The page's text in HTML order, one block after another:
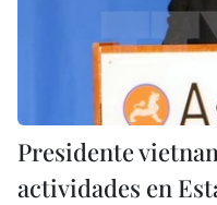
Presidente
actividades en